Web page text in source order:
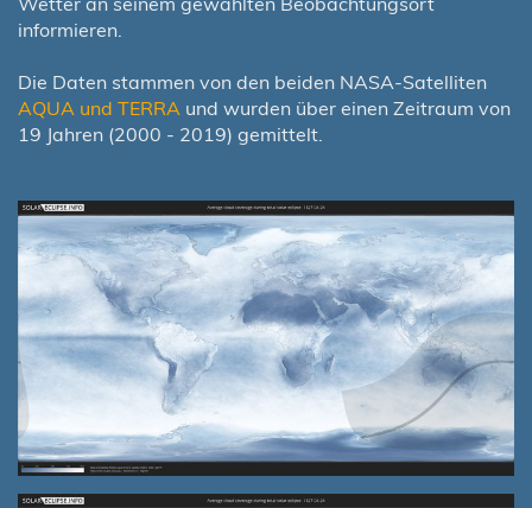
informieren.
Die Daten stammen von den beiden NASA-Satelliten
AQUA und TERRA und wurden über einen Zeitraum von
19 Jahren (2000 - 2019) gemittelt.